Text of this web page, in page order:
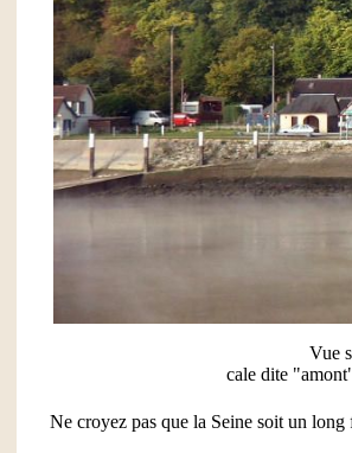
Vue
cale dite
Ne croyez pas que la Seine soit un